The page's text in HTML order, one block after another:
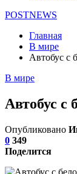
POSTNEWS
Главная
В мире
Автобус с
В мире
Автобус с
Опубликовано
0 349
Поделится